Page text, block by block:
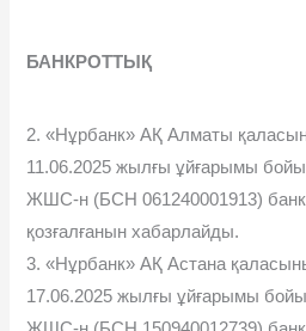
БАНКРОТТЫҚ
2. «Нұрбанк» АҚ Алматы
11.06.2025 жылғы ұйғарымы
ЖШС-н (БСН 061240001913)
қозғалғанын хабарлайды.
3. «Нұрбанк» АҚ Астана
17.06.2025 жылғы ұйғарымы